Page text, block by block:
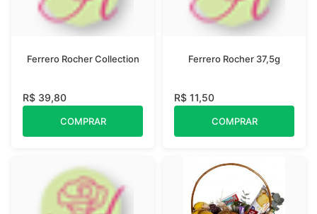
Ferrero Rocher Collection
R$ 39,80
COMPRAR
Ferrero Rocher 37,5g
R$ 11,50
COMPRAR